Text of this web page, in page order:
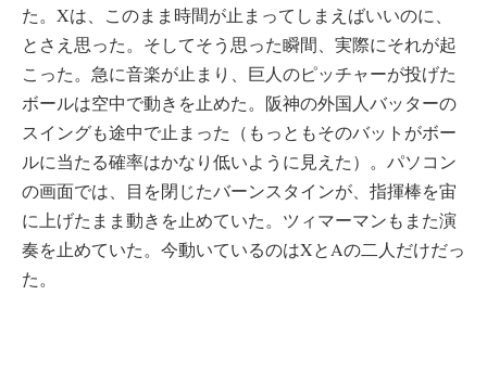
た。Xは、このまま時間が止まってしまえばいいのに、
とさえ思った。そしてそう思った瞬間、実際にそれが起
こった。急に音楽が止まり、巨人のピッチャーが投げた
ボールは空中で動きを止めた。阪神の外国人バッターの
スイングも途中で止まった（もっともそのバットがボー
ルに当たる確率はかなり低いように見えた）。パソコン
の画面では、目を閉じたバーンスタインが、指揮棒を宙
に上げたまま動きを止めていた。ツィマーマンもまた演
奏を止めていた。今動いているのはXとAの二人だけだっ
た。